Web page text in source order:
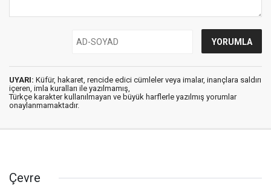
UYARI: Küfür, hakaret, rencide edici cümleler veya imalar, inançlara saldırı
içeren, imla kuralları ile yazılmamış,
Türkçe karakter kullanılmayan ve büyük harflerle yazılmış yorumlar
onaylanmamaktadır.
Çevre